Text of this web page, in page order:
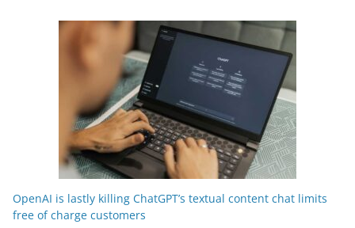
OpenAI is lastly killing ChatGPT’s textual content chat limits
free of charge customers